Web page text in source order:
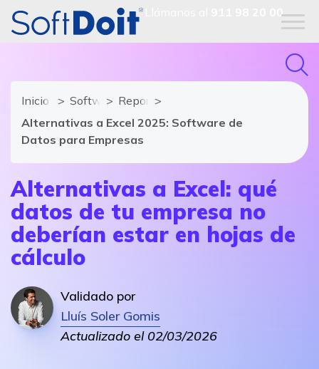
911 98 20 00
Inicio Software CRM
Reportajes
Alternativas a Excel 2025: Software de
Datos para Empresas
Alternativas a Excel: qué
datos de tu empresa no
deberían estar en hojas de
cálculo
Validado por
Lluís Soler Gomis
Actualizado el 02/03/2026